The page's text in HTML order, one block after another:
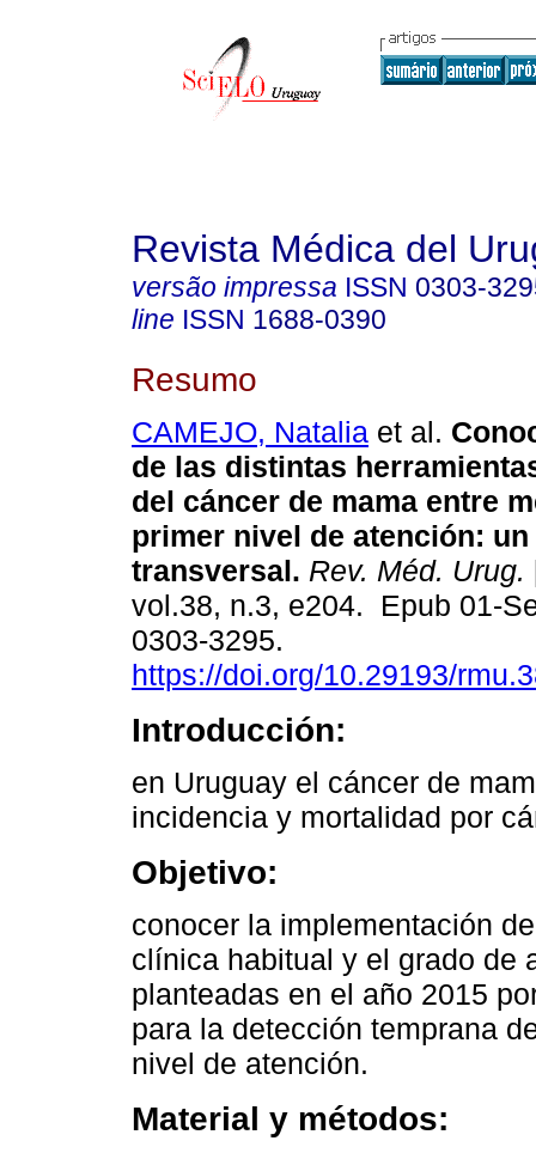
Revista Médica del
versão impressa ISSN 0303-
line ISSN 1688-0390
Resumo
CAMEJO, Natalia et al.
de las distintas
del cáncer de mama entre
primer nivel de atención:
transversal. Rev. Méd. Urug.
vol.38, n.3, e204. Epub 01-
0303-3295.
https://doi.org/10.29193/
Introducción:
en Uruguay el cáncer de
incidencia y mortalidad por
Objetivo:
conocer la implementación
clínica habitual y el grado de
planteadas en el año 2015
para la detección temprana
nivel de atención.
Material y métodos: